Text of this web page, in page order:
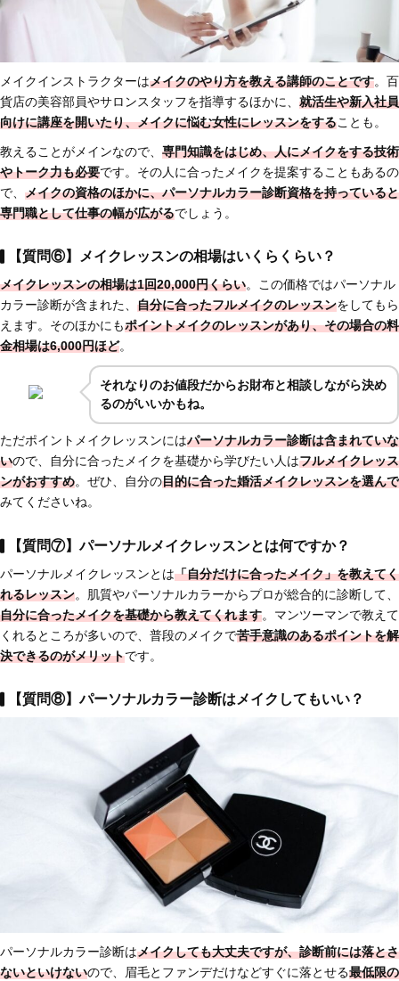
メイクインストラクターはメイクのやり方を教える講師のことです。百
貨店の美容部員やサロンスタッフを指導するほかに、 就活生や新入社員
向けに講座を開いたり、メイクに悩む女性にレッスンをすることも。
教えることがメインなので、 専門知識をはじめ、人にメイクをする技術
やトーク力も必要です。その人に合ったメイクを提案することもあるの
で、 メイクの資格のほかに、パーソナルカラー診断資格を持っていると
専門職として仕事の幅が広がるでしょう。
【質問⑥】メイクレッスンの相場はいくらくらい？
メイクレッスンの相場は1回20,000円くらい。この価格ではパーソナル
カラー診断が含まれた、 自分に合ったフルメイクのレッスンをしてもら
えます。そのほかにもポイントメイクのレッスンがあり、その場合の料
金相場は6,000円ほど。
それなりのお値段だからお財布と相談しながら決め
るのがいいかもね。
ただポイントメイクレッスンにはパーソナルカラー診断は含まれていな
いので、自分に合ったメイクを基礎から学びたい人はフルメイクレッス
ンがおすすめ。ぜひ、自分の目的に合った婚活メイクレッスンを選んで
みてくださいね。
【質問⑦】パーソナルメイクレッスンとは何ですか？
パーソナルメイクレッスンとは「自分だけに合ったメイク」を教えてく
れるレッスン。肌質やパーソナルカラーからプロが総合的に診断して、
自分に合ったメイクを基礎から教えてくれます。マンツーマンで教えて
くれるところが多いので、普段のメイクで苦手意識のあるポイントを解
決できるのがメリットです。
【質問⑧】パーソナルカラー診断はメイクしてもいい？
パーソナルカラー診断はメイクしても大丈夫ですが、診断前には落とさ
ないといけないので、眉毛とファンデだけなどすぐに落とせる最低限の